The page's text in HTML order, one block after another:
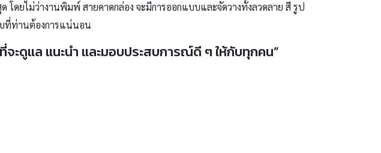
โดยไม่ว่างานพิมพ์ สายคาดกล่อง จะมีการออกแบบและจัดวางทั้งลวดลาย สี รูป
ที่ท่านต้องการแน่นอน
ดูแล แนะนำ และมอบประสบการณ์ดี ๆ ให้กับทุกคน”